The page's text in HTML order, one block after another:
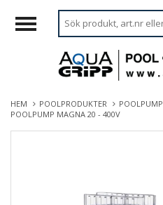
HEM POOLPRODUKTER POOLPUMP
POOLPUMP MAGNA 20 - 400V